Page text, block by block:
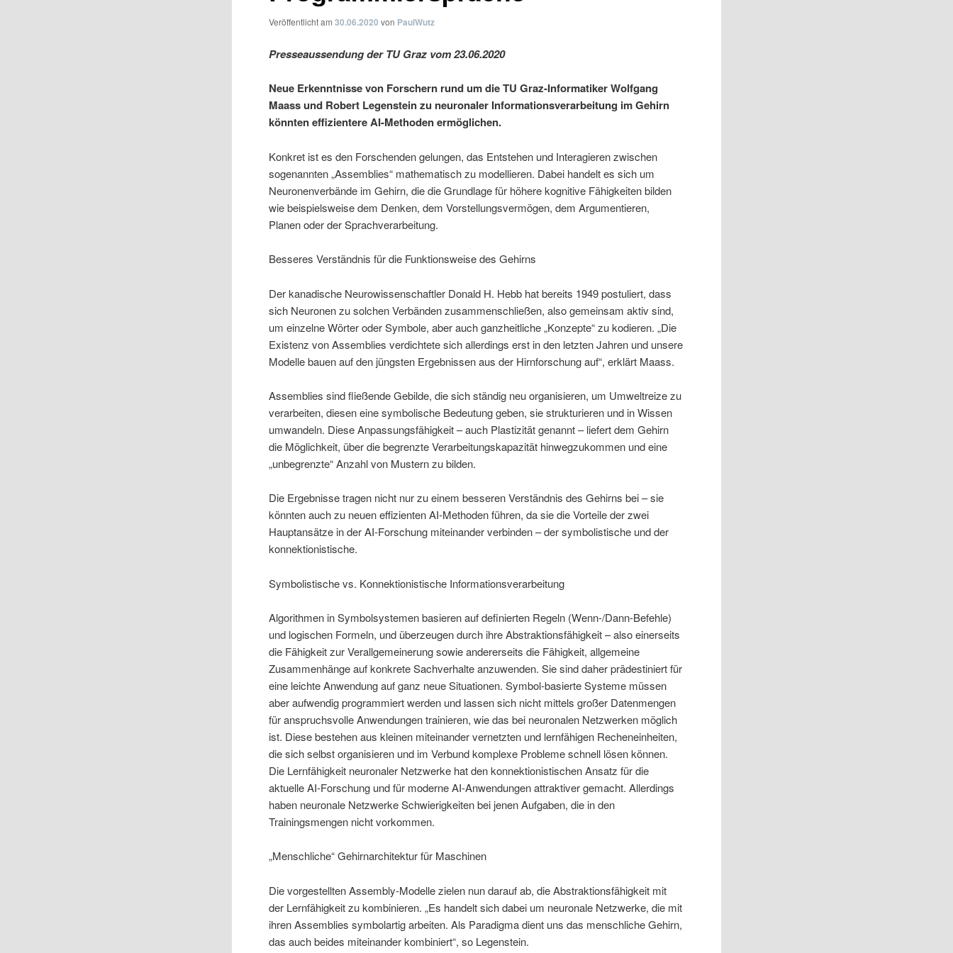
Veröffentlicht am30.06.2020 von PaulWutz
Presseaussendung der TU Graz vom 23.06.2020
Neue Erkenntnisse von Forschern rund um die TU Graz-Informatiker Wolfgang
Maass und Robert Legenstein zu neuronaler Informationsverarbeitung im Gehirn
könnten effizientere AI-Methoden ermöglichen.
Konkret ist es den Forschenden gelungen, das Entstehen und Interagieren zwischen
sogenannten „Assemblies“ mathematisch zu modellieren. Dabei handelt es sich um
Neuronenverbände im Gehirn, die die Grundlage für höhere kognitive Fähigkeiten bilden
wie beispielsweise dem Denken, dem Vorstellungsvermögen, dem Argumentieren,
Planen oder der Sprachverarbeitung.
Besseres Verständnis für die Funktionsweise des Gehirns
Der kanadische Neurowissenschaftler Donald H. Hebb hat bereits 1949 postuliert, dass
sich Neuronen zu solchen Verbänden zusammenschließen, also gemeinsam aktiv sind,
um einzelne Wörter oder Symbole, aber auch ganzheitliche „Konzepte“ zu kodieren. „Die
Existenz von Assemblies verdichtete sich allerdings erst in den letzten Jahren und unsere
Modelle bauen auf den jüngsten Ergebnissen aus der Hirnforschung auf“, erklärt Maass.
Assemblies sind fließende Gebilde, die sich ständig neu organisieren, um Umweltreize zu
verarbeiten, diesen eine symbolische Bedeutung geben, sie strukturieren und in Wissen
umwandeln. Diese Anpassungsfähigkeit – auch Plastizität genannt – liefert dem Gehirn
die Möglichkeit, über die begrenzte Verarbeitungskapazität hinwegzukommen und eine
„unbegrenzte“ Anzahl von Mustern zu bilden.
Die Ergebnisse tragen nicht nur zu einem besseren Verständnis des Gehirns bei – sie
könnten auch zu neuen effizienten AI-Methoden führen, da sie die Vorteile der zwei
Hauptansätze in der AI-Forschung miteinander verbinden – der symbolistische und der
konnektionistische.
Symbolistische vs. Konnektionistische Informationsverarbeitung
Algorithmen in Symbolsystemen basieren auf definierten Regeln (Wenn-/Dann-Befehle)
und logischen Formeln, und überzeugen durch ihre Abstraktionsfähigkeit – also einerseits
die Fähigkeit zur Verallgemeinerung sowie andererseits die Fähigkeit, allgemeine
Zusammenhänge auf konkrete Sachverhalte anzuwenden. Sie sind daher prädestiniert für
eine leichte Anwendung auf ganz neue Situationen. Symbol-basierte Systeme müssen
aber aufwendig programmiert werden und lassen sich nicht mittels großer Datenmengen
für anspruchsvolle Anwendungen trainieren, wie das bei neuronalen Netzwerken möglich
ist. Diese bestehen aus kleinen miteinander vernetzten und lernfähigen Recheneinheiten,
die sich selbst organisieren und im Verbund komplexe Probleme schnell lösen können.
Die Lernfähigkeit neuronaler Netzwerke hat den konnektionistischen Ansatz für die
aktuelle AI-Forschung und für moderne AI-Anwendungen attraktiver gemacht. Allerdings
haben neuronale Netzwerke Schwierigkeiten bei jenen Aufgaben, die in den
Trainingsmengen nicht vorkommen.
„Menschliche“ Gehirnarchitektur für Maschinen
Die vorgestellten Assembly-Modelle zielen nun darauf ab, die Abstraktionsfähigkeit mit
der Lernfähigkeit zu kombinieren. „Es handelt sich dabei um neuronale Netzwerke, die mit
ihren Assemblies symbolartig arbeiten. Als Paradigma dient uns das menschliche Gehirn,
das auch beides miteinander kombiniert“, so Legenstein.